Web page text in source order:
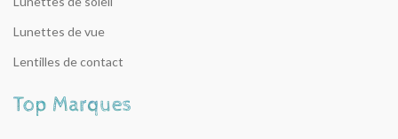
Lunettes de vue
Lentilles de contact